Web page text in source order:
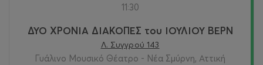
11:30
ΔΥΟ ΧΡΟΝΙΑ ΔΙΑΚΟΠΕΣ του ΙΟΥΛΙΟΥ ΒΕΡΝ
Λ. Συγγρού 143
Γυάλινο Μουσικό Θέατρο - Νέα Σμύρνη, Αττική